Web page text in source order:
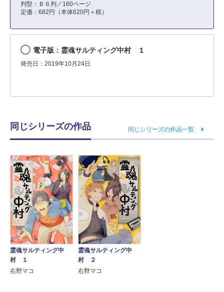
判型：Ｂ６判／160ページ
定価：682円（本体620円＋税）
電子版：霊魂サルティング中村 １
発売日：2019年10月24日
同じシリーズの作品 同じシリーズの作品一覧
霊魂サルティング中
村 １
右野マコ
霊魂サルティング中
村 ２
右野マコ